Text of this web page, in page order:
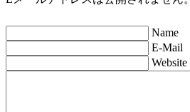
Name
E-Mail
Website